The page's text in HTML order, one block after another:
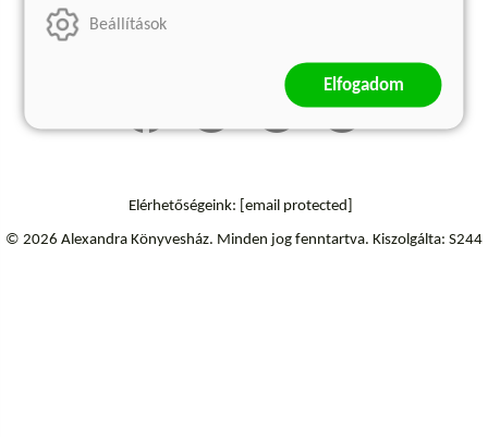
Szállítási információk
Elérhetőségeink: [email protected]
© 2026 Alexandra Könyvesház. Minden jog fenntartva. Kiszolgálta: S244
Beállítások
Elfogadom